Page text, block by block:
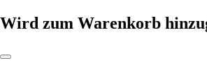
Wird zum Warenkorb